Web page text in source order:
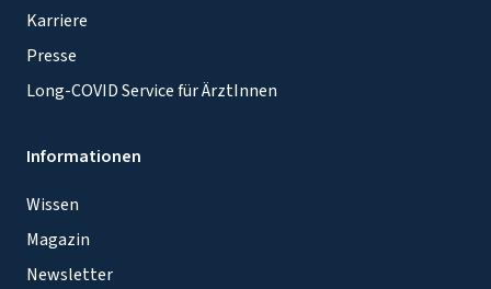
Karriere
Presse
Long-COVID Service für ÄrztInnen
Informationen
Wissen
Magazin
Newsletter